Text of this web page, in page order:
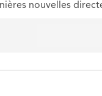
nouvelles